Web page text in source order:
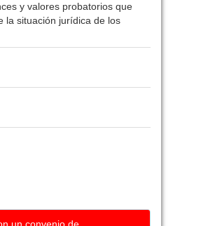
y valores probatorios que
la situación jurídica de los